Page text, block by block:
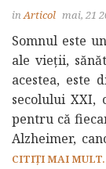
inArticol mai, 21
Somnul este
ale vieții,
acestea, este
secolului XXI,
pentru că
Alzheimer,
CITIȚI MAI